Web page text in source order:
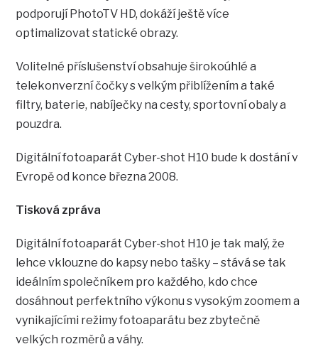
podporují PhotoTV HD, dokáží ještě více
optimalizovat statické obrazy.
Volitelné příslušenství obsahuje širokoúhlé a
telekonverzní čočky s velkým přiblížením a také
filtry, baterie, nabíječky na cesty, sportovní obaly a
pouzdra.
Digitální fotoaparát Cyber-shot H10 bude k dostání v
Evropě od konce března 2008.
Tisková zpráva
Digitální fotoaparát Cyber-shot H10 je tak malý, že
lehce vklouzne do kapsy nebo tašky – stává se tak
ideálním společníkem pro každého, kdo chce
dosáhnout perfektního výkonu s vysokým zoomem a
vynikajícími režimy fotoaparátu bez zbytečně
velkých rozměrů a váhy.